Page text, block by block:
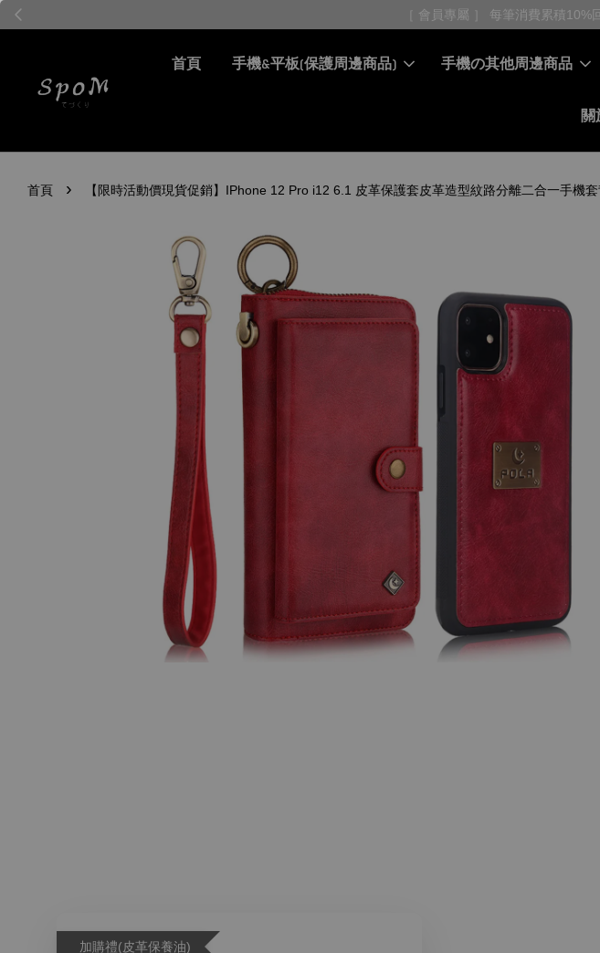
［ 會員專屬 ］ 每筆消費累積10%
首頁 手機&平板(保護周邊商品) 手機の其他周邊商品
關
首頁 › 【限時活動價現貨促銷】IPhone 12 Pro i12 6.1 皮革保護套皮革造型紋路分離二合一手機
加購禮(皮革保養油)